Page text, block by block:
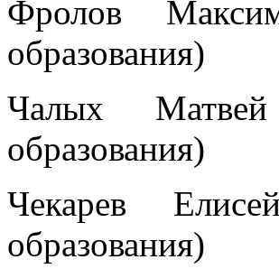
Фролов
образования)
Чалых
образования)
Чекарев
образования)